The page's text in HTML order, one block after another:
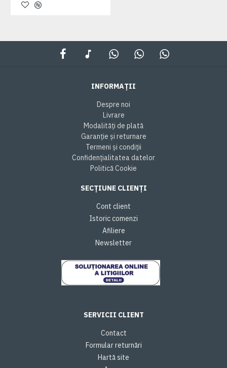
INFORMAȚII
Despre noi
Livrare
Modalități de plată
Garanție și returnare
Termeni și condiții
Confidențialitatea datelor
Politică Cookie
SECȚIUNE CLIENȚI
Cont client
Istoric comenzi
Afiliere
Newsletter
SERVICII CLIENT
Contact
Formular returnări
Hartă site